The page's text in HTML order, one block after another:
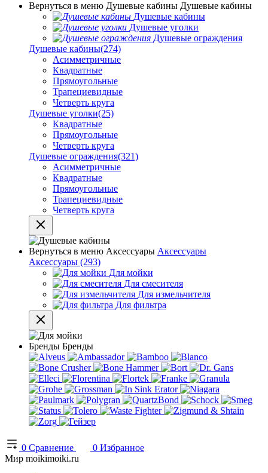
Вернуться в меню Душевые кабины Душевые кабины
Душевые кабины
Душевые уголки
Душевые ограждения
Душевые кабины(274)
Асимметричные
Квадратные
Прямоугольные
Трапециевидные
Четверть круга
Душевые уголки(25)
Квадратные
Прямоугольные
Четверть круга
Душевые ограждения(321)
Асимметричные
Квадратные
Прямоугольные
Трапециевидные
Четверть круга
Вернуться в меню Аксессуары Аксессуары
Аксессуары (293)
Для мойки
Для смесителя
Для измельчителя
Для фильтра
Бренды Бренды
0 Сравнение 0 Избранное
Мир moikimoiki.ru